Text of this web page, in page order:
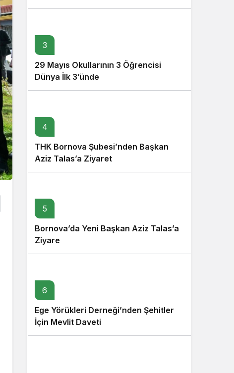
3
29 Mayıs Okullarının 3 Öğrencisi
Dünya İlk 3’ünde
4
THK Bornova Şubesi’nden Başkan
Aziz Talas’a Ziyaret
5
Bornova’da Yeni Başkan Aziz Talas’a
Ziyare
6
Ege Yörükleri Derneği’nden Şehitler
İçin Mevlit Daveti